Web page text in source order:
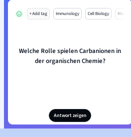
+ Add tag Immunology Cell Biology Mo
Welche Rolle spielen Carbanionen in
der organischen Chemie?
Antwort zeigen